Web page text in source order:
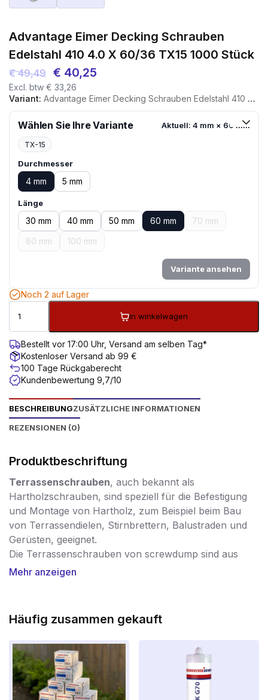
Advantage Eimer Decking Schrauben
Edelstahl 410 4.0 X 60/36 TX15 1000 Stück
€49,49
Ursprünglicher
Preis
war:
€ 49,49
€ 40,25
ist:
€ 40,25.
Excl. btw € 33,26
Variant: Advantage Eimer Decking Schrauben Edelstahl 410 4.0 X 60/36 TX15 1000 Stück
Wählen Sie Ihre Variante Aktuell: 4 mm × 60 mm
TX-15
Durchmesser
4 mm 5 mm
Länge
30 mm 40 mm 50 mm 60 mm
70 mm
80 mm
100 mm
Variante ansehen
Noch 2 auf Lager
In winkelwagen
Bestellt vor 17:00 Uhr, Versand am selben Tag*
Kostenloser Versand ab 99 €
100 Tage Rückgaberecht
Kundenbewertung 9,7/10
BESCHREIBUNGZUSÄTZLICHE INFORMATIONEN
REZENSIONEN (0)
Produktbeschriftung
Terrassenschrauben, auch bekannt als
Hartholzschrauben, sind speziell für die Befestigung
und Montage von Hartholz, zum Beispiel beim Bau
von Terrassendielen, Stirnbrettern, Balustraden und
Gerüsten, geeignet.
Die Terrassenschrauben von screwdump sind aus
rostfreiem Stahl der Qualität A410 hergestellt. Dies ist
Holzterrassen zu bewältigen. Sparen Sie nie an den
sich für Qualität und wählen Sie die rostfreien A410
Terrassenschrauben von SCHROEVENDUMP!
Die spezielle Vorschneidespitze ermöglicht es, die
SchraubenohneVorbohren zu verarbeiten.
Mehr anzeigen
Häufig zusammen gekauft